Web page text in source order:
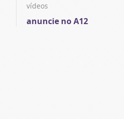
vídeos
anuncie no A12